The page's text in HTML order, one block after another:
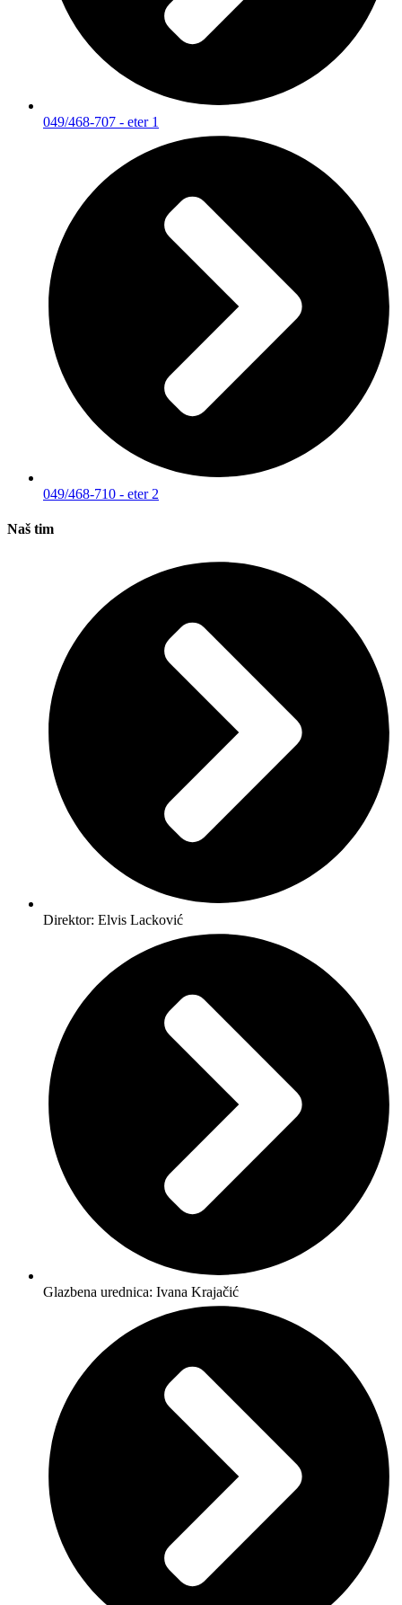
049/468-707 - eter 1
049/468-710 - eter 2
Naš tim
Direktor: Elvis Lacković
Glazbena urednica: Ivana Krajačić